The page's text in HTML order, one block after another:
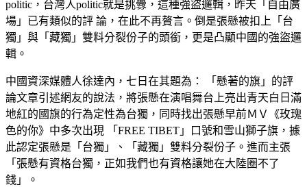
politic，台灣人politic就是挑釁，這種強盜邏輯，昨天「自由廣
場」已有類似的評 論，在此不再贅言。倒是張懸被扣上「台
獨」與「藏獨」雙料分裂份子的頭銜，更是凸顯中國的強盜邏
輯。
中國資深媒體人徐達內，七日在其題為： 「懸著的旗」的評
論文章引述網友的說法，將張懸在演唱舞台上亮出青天白日滿
地紅的國旗的行為定性為台獨，同時找出張懸早前ＭＶ《玫瑰
色的你》中多次出現 「FREE TIBET」口號和雪山獅子旗，據
此認定張懸是「台獨」、「藏獨」雙料分裂份子。進而主張
「張懸有資格台獨，正如我們也有資格讓她在大陸圈不了
錢」。